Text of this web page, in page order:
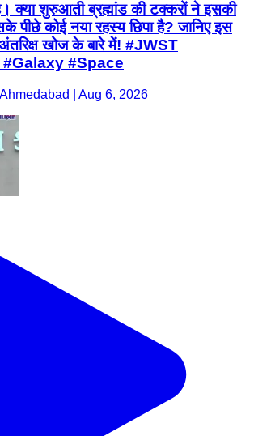
क्या शुरुआती ब्रह्मांड की टक्करों ने इसकी
पीछे कोई नया रहस्य छिपा है? जानिए इस
खोज के बारे में! #JWST
#Space
| Aug 6, 2026